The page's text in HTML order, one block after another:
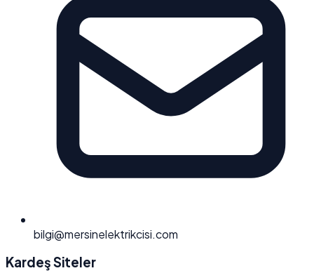
bilgi@mersinelektrikcisi.com
Kardeş Siteler